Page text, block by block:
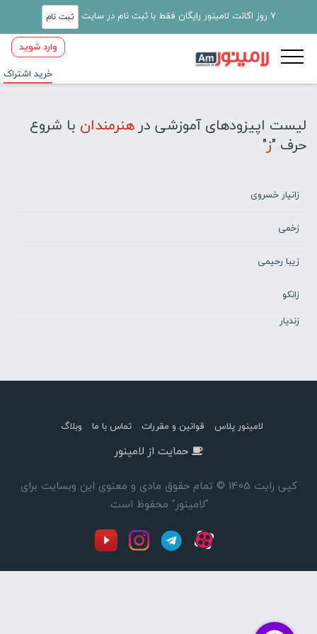
7 روز اکانت لامینور رایگان فقط با ثبت نام در سایت ثبت نام
وارد شوید
خرید اشتراک
لیست اپیزودهای آموزشی درهنرمندان با شروع
حرف "ز"
زانیار خسروی
زخمی
زیبا رحیمی
زانکو
زندیار
لامینور پلاس قوانین و مقررات تماس با ما وبلاگ
حمایت از لامینور
کپی رایت 1405 © تمام حقوق مادی و معنوی این وبسایت برای
"لامینور" محفوظ است.